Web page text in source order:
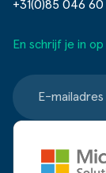
+31(0)85 046
En schrijf je in
E-mailadres